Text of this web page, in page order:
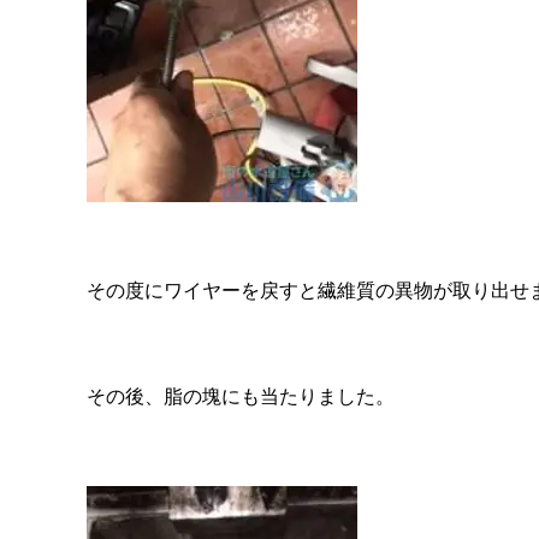
その度にワイヤーを戻すと繊維質の異物が取り出せ
その後、脂の塊にも当たりました。